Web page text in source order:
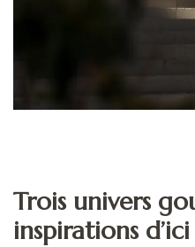
Trois univers
inspirations